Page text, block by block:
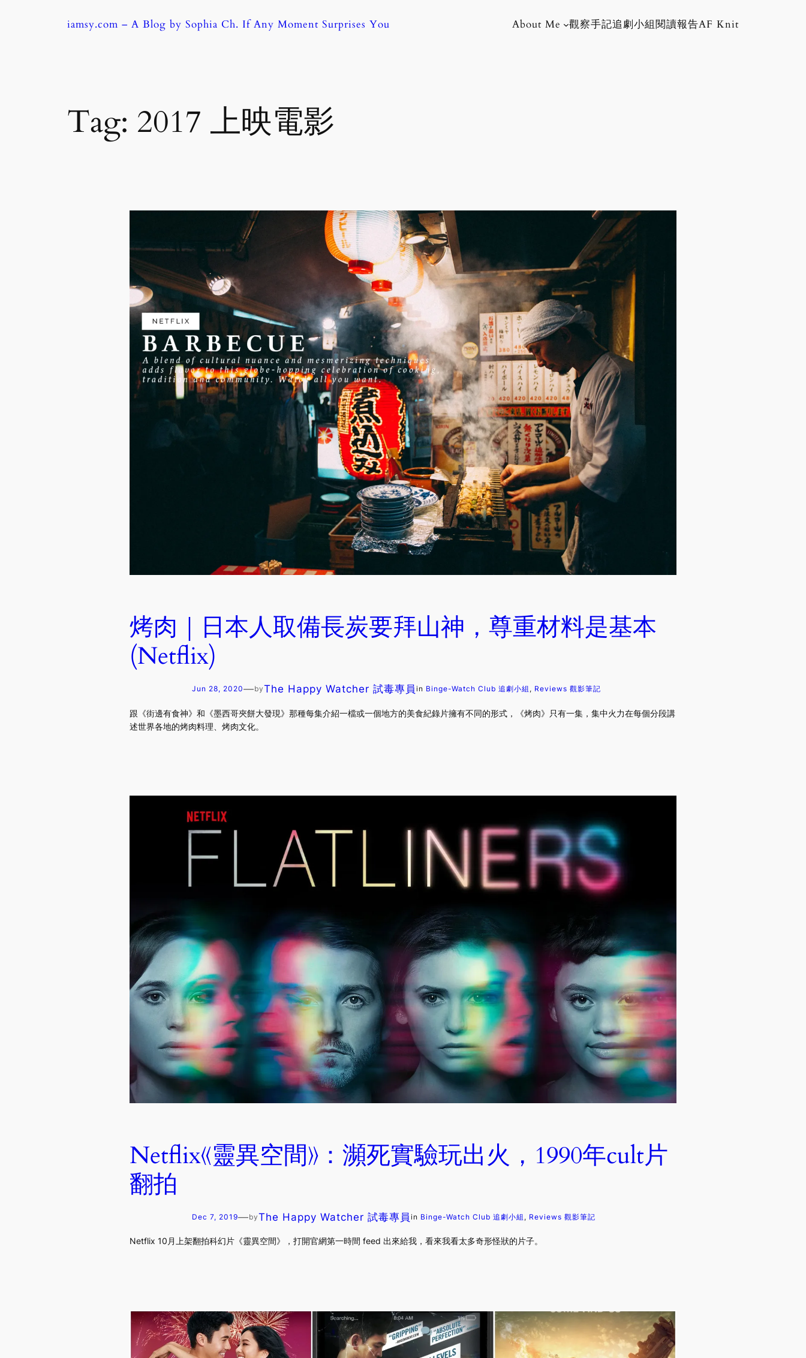
iamsy.com – A Blog by Sophia Ch. If Any Moment Surprises You About Me 觀察手記追劇小組閱讀報告AF Knit
Tag: 2017 上映電影
烤肉｜日本人取備長炭要拜山神，尊重材料是基本
(Netflix)
Jun 28, 2020—byThe Happy Watcher 試毒專員 in Binge-Watch Club 追劇小組 , Reviews 觀影筆記
跟《街邊有食神》和《墨西哥夾餅大發現》那種每集介紹一檔或一個地方的美食紀錄片擁有不同的形式，《烤肉》只有一集，集中火力在每個分段講
述世界各地的烤肉料理、烤肉文化。
Netflix《靈異空間》：瀕死實驗玩出火，1990年cult片
翻拍
Dec 7, 2019—byThe Happy Watcher 試毒專員 in Binge-Watch Club 追劇小組 , Reviews 觀影筆記
Netflix 10月上架翻拍科幻片《靈異空間》，打開官網第一時間 feed 出來給我，看來我看太多奇形怪狀的片子。